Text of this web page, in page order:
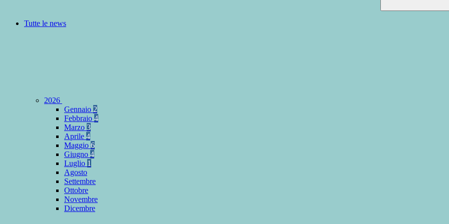
Tutte le news
2026
Gennaio 2
Febbraio 4
Marzo 3
Aprile 4
Maggio 6
Giugno 4
Luglio 1
Agosto
Settembre
Ottobre
Novembre
Dicembre